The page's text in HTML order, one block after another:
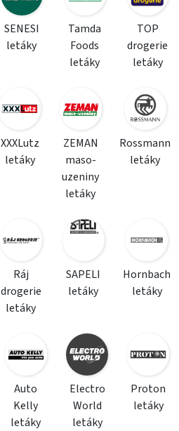
SENESI
letáky
Tamda
Foods
letáky
TOP
drogerie
letáky
XXXLutz
letáky
ZEMAN
maso-
uzeniny
letáky
Rossmann
letáky
Ráj
drogerie
letáky
SAPELI
letáky
Hornbach
letáky
Auto
Kelly
letáky
Electro
World
letáky
Proton
letáky